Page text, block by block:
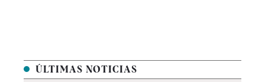
ÚLTIMAS NOTICIAS